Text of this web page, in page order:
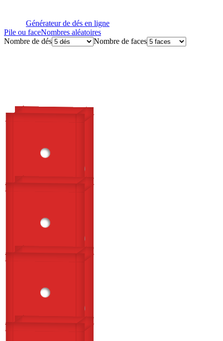
Générateur de dés en ligne
Pile ou faceNombres aléatoires
Nombre de dés
Nombre de faces